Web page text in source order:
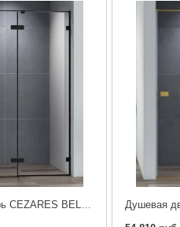
Душевая дверь CEZARES BELLAGIO-B-12-120-C-NERO